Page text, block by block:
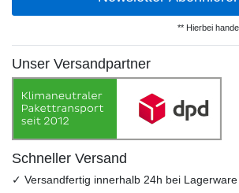
** Hierbei
Unser Versandpartner
Schneller Versand
✓ Versandfertig innerhalb 24h bei Lagerware